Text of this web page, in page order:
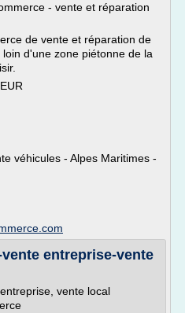
- vente et réparation
de vente et réparation de
d'une zone piétonne de la
véhicules - Alpes Maritimes -
entreprise-vente
vente local